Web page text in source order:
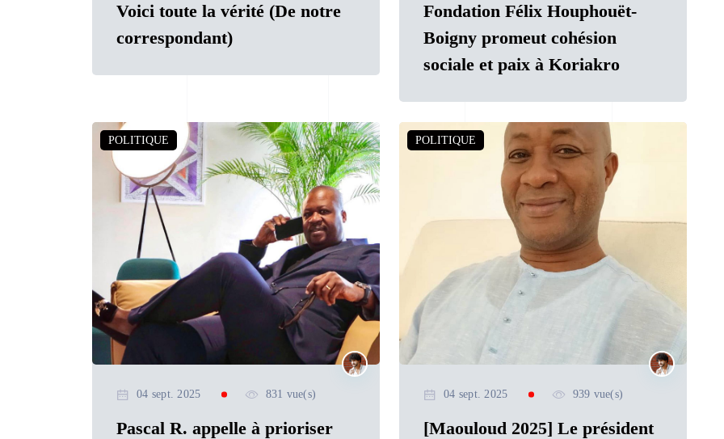
Voici toute la vérité (De notre
correspondant)
Fondation Félix Houphouët-
Boigny promeut cohésion
sociale et paix à Koriakro
POLITIQUE
04 sept. 2025 831 vue(s)
Pascal R. appelle à prioriser
POLITIQUE
04 sept. 2025 939 vue(s)
[Maouloud 2025] Le président